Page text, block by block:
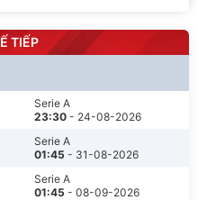
TIẾP
Serie A
23:30- 24-08-2026
Serie A
01:45 - 31-08-2026
Serie A
01:45 - 08-09-2026